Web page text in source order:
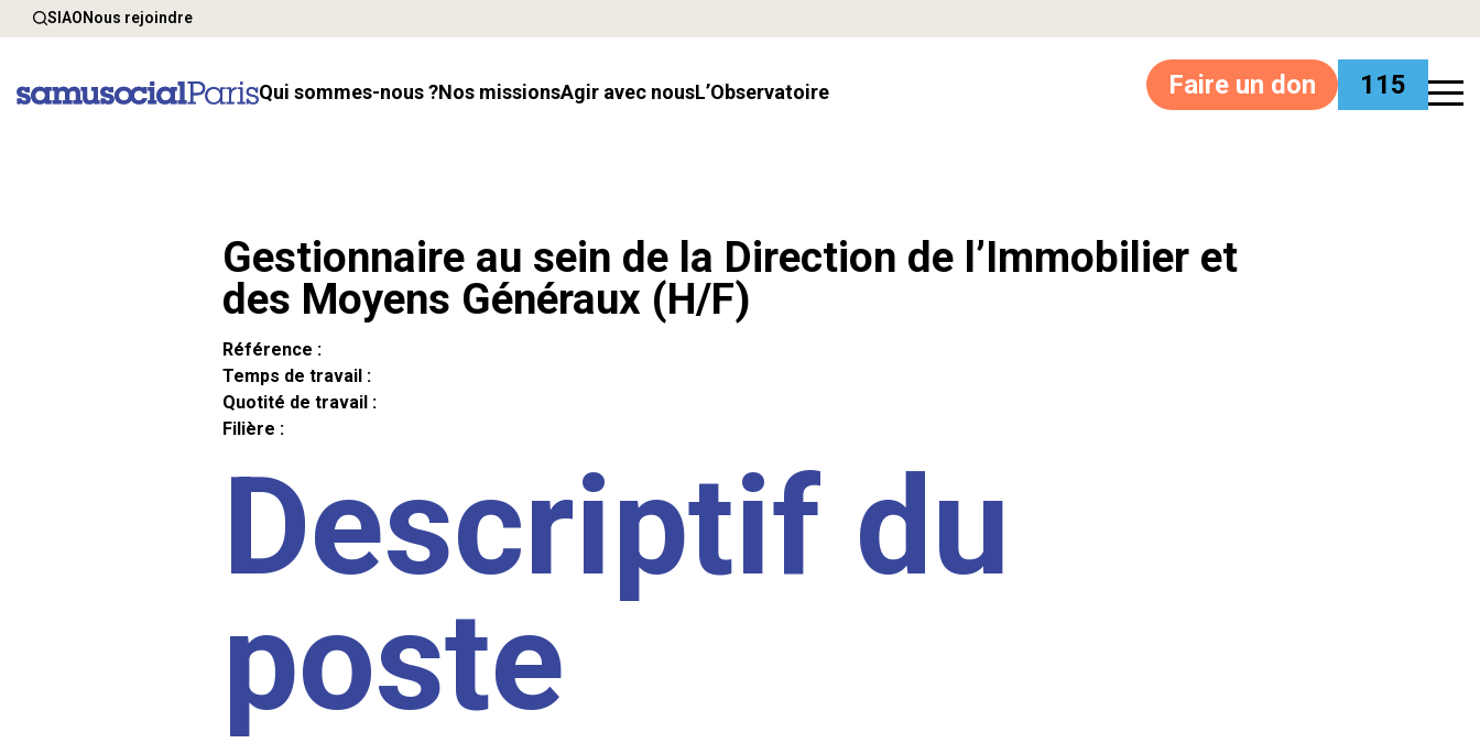
SIAONous rejoindre
Qui sommes-nous ? Nos missions Agir avec nous l’Observatoire Faire un don 115
Gestionnaire au sein de la Direction de l’Immobilier et
des Moyens Généraux (H/F)
Référence :
Temps de travail :
Quotité de travail :
Filière :
Descriptif du
poste